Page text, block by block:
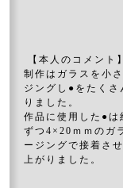
【本人のコメント
制作はガラスを小
ジングし●をたく
りました。
作品に使用した●
ずつ4×20ｍｍのガ
ージングで接着さ
上がりました。